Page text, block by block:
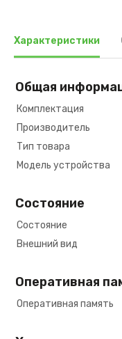
Характеристики
Общая
Комплектация
Производитель
Тип товара
Модель устройства
Состояние
Состояние
Внешний вид
Оперативная
Оперативная память